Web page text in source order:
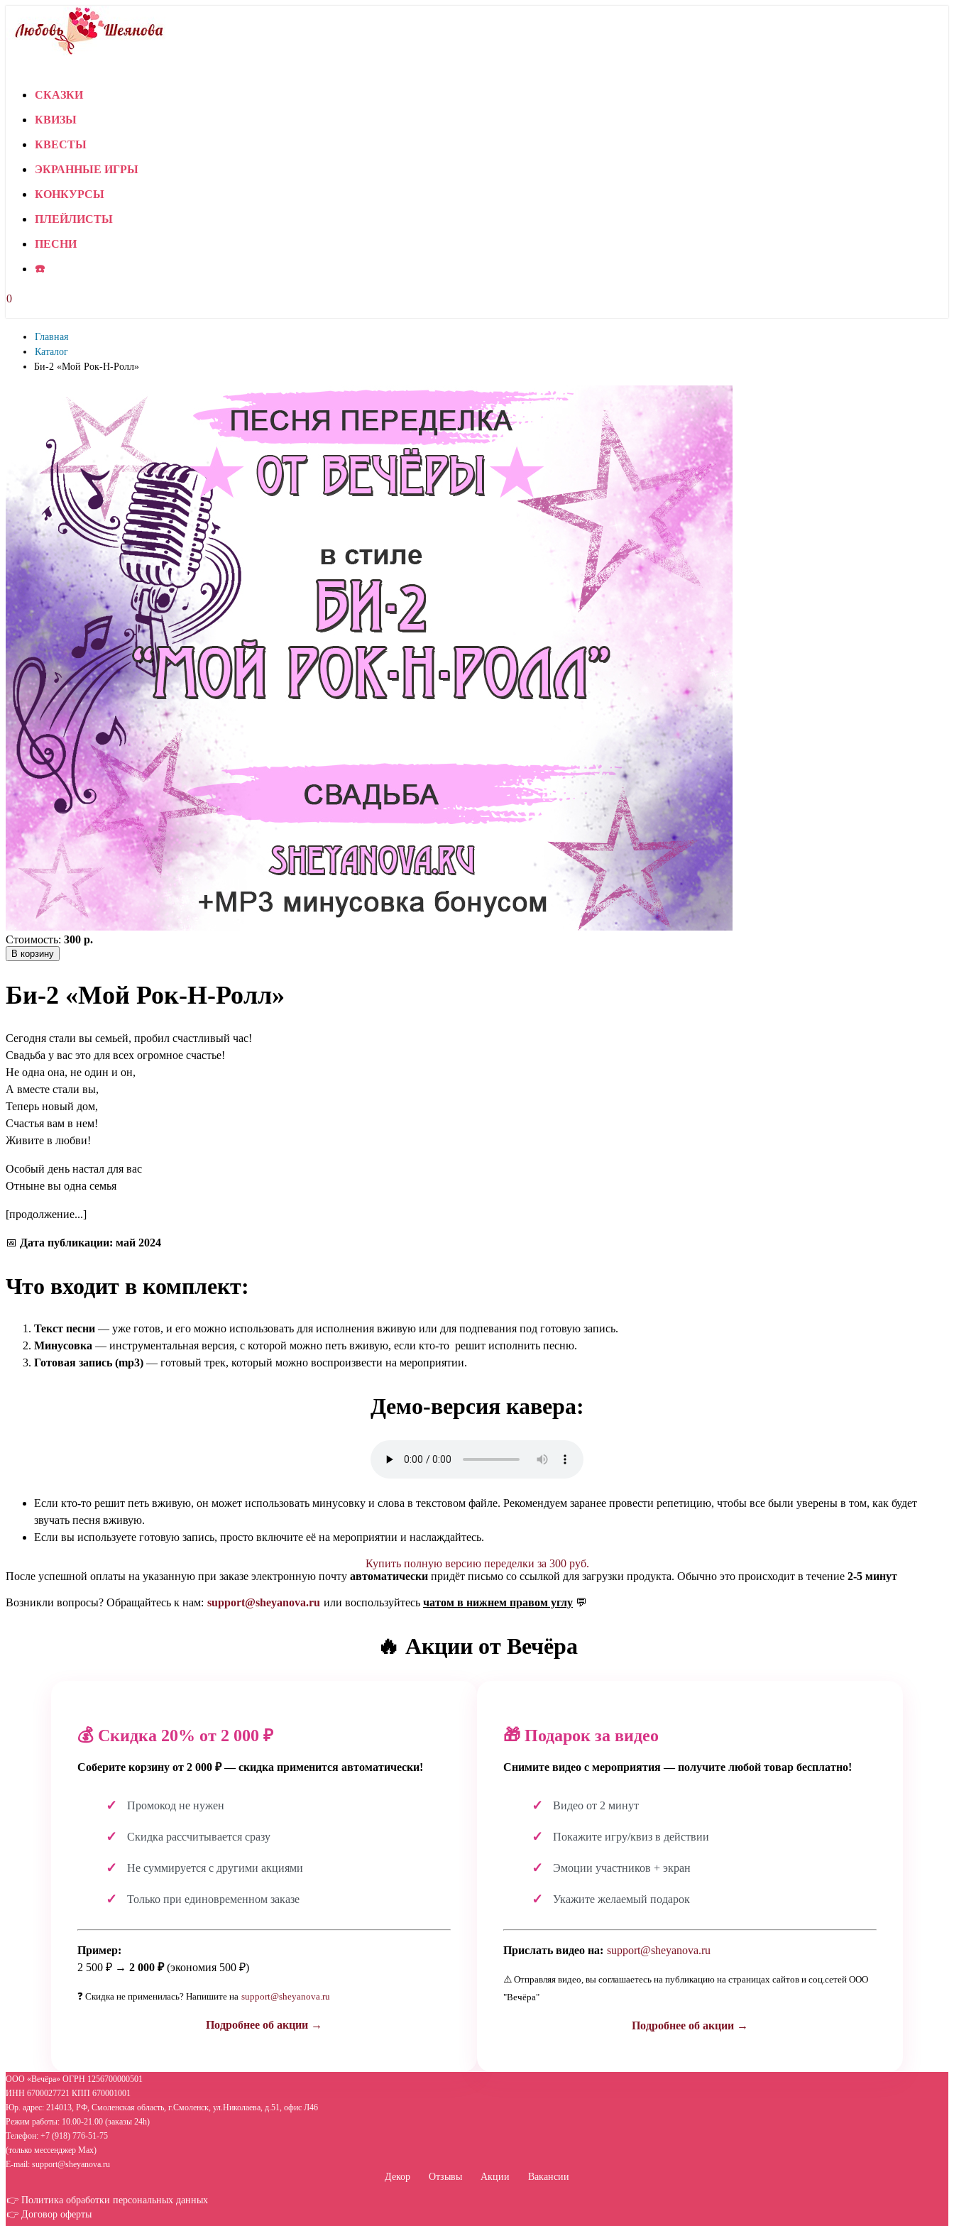
СКАЗКИ
КВИЗЫ
КВЕСТЫ
ЭКРАННЫЕ ИГРЫ
КОНКУРСЫ
ПЛЕЙЛИСТЫ
ПЕСНИ
☎️
0
Главная
Каталог
Би-2 «Мой Рок-Н-Ролл»
Стоимость: 300 р.
В корзину
Би-2 «Мой Рок-Н-Ролл»
Сегодня стали вы семьей, пробил счастливый час!
Свадьба у вас это для всех огромное счастье!
Не одна она, не один и он,
А вместе стали вы,
Теперь новый дом,
Счастья вам в нем!
Живите в любви!
Особый день настал для вас
Отныне вы одна семья
[продолжение...]
📅 Дата публикации: май 2024
Что входит в комплект:
Текст песни — уже готов, и его можно использовать для исполнения вживую или для подпевания под готовую запись.
Минусовка — инструментальная версия, с которой можно петь вживую, если кто-то решит исполнить песню.
Готовая запись (mp3) — готовый трек, который можно воспроизвести на мероприятии.
Демо-версия кавера:
Если кто-то решит петь вживую, он может использовать минусовку и слова в текстовом файле. Рекомендуем заранее провести репетицию, чтобы все были уверены в том, как будет
звучать песня вживую.
Если вы используете готовую запись, просто включите её на мероприятии и наслаждайтесь.
Купить полную версию переделки за 300 руб.
После успешной оплаты на указанную при заказе электронную почту автоматически придёт письмо со ссылкой для загрузки продукта. Обычно это происходит в течение 2-5 минут
Возникли вопросы? Обращайтесь к нам: support@sheyanova.ru или воспользуйтесь чатом в нижнем правом углу 💬
🔥 Акции от Вечёра
💰 Скидка 20% от 2 000 ₽
Соберите корзину от 2 000 ₽ — скидка применится автоматически!
Промокод не нужен
Скидка рассчитывается сразу
Не суммируется с другими акциями
Только при единовременном заказе
Пример:
2 500 ₽ → 2 000 ₽(экономия 500 ₽)
❓ Скидка не применилась? Напишите на support@sheyanova.ru
Подробнее об акции →
🎁 Подарок за видео
Снимите видео с мероприятия — получите любой товар бесплатно!
Видео от 2 минут
Покажите игру/квиз в действии
Эмоции участников + экран
Укажите желаемый подарок
Прислать видео на: support@sheyanova.ru
⚠️ Отправляя видео, вы соглашаетесь на публикацию на страницах сайтов и соц.сетей ООО
"Вечёра"
Подробнее об акции →
ООО «Вечёра» ОГРН 1256700000501
ИНН 6700027721 КПП 670001001
Юр. адрес: 214013, РФ, Смоленская область, г.Смоленск, ул.Николаева, д.51, офис Л46
Режим работы: 10.00-21.00 (заказы 24h)
Телефон: +7 (918) 776-51-75
(только мессенджер Max)
E-mail: support@sheyanova.ru
Декор Отзывы Акции Вакансии
👉 Политика обработки персональных данных
👉 Договор оферты